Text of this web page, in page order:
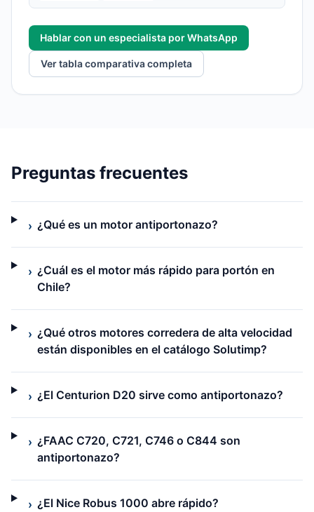
Hablar con un especialista por WhatsApp
Ver tabla comparativa completa
Preguntas frecuentes
› ¿Qué es un motor antiportonazo?
› ¿Cuál es el motor más rápido para portón en
Chile?
› ¿Qué otros motores corredera de alta velocidad
están disponibles en el catálogo Solutimp?
› ¿El Centurion D20 sirve como antiportonazo?
› ¿FAAC C720, C721, C746 o C844 son
antiportonazo?
› ¿El Nice Robus 1000 abre rápido?